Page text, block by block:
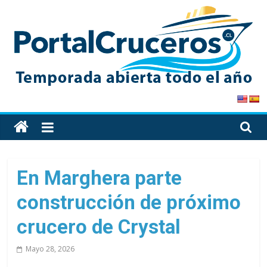
content
PortalCruceros
Toda
la
de
cruceros
en
solo
En Marghera parte
construcción de próximo
crucero de Crystal
Mayo 28, 2026